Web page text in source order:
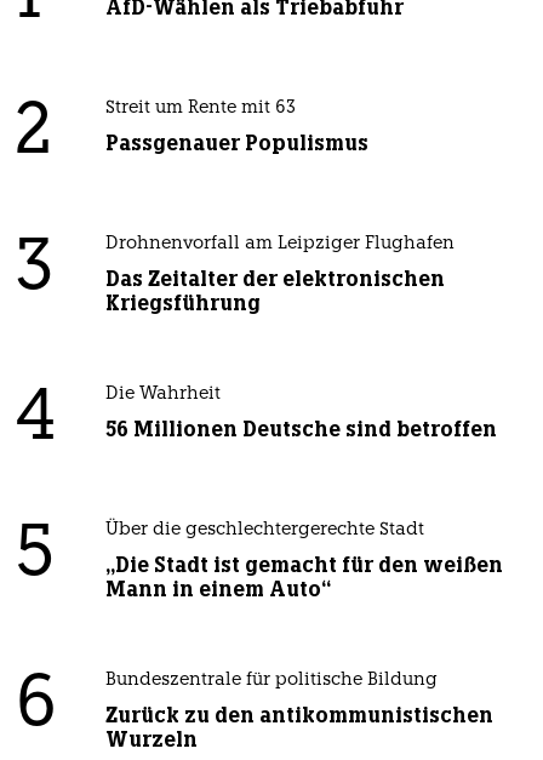
AfD-Wählen als Triebabfuhr
2 Streit um Rente mit 63
Passgenauer Populismus
3 Drohnenvorfall am Leipziger Flughafen
Das Zeitalter der elektronischen
Kriegsführung
4 Die Wahrheit
56 Millionen Deutsche sind betroffen
5 Über die geschlechtergerechte Stadt
„Die Stadt ist gemacht für den weißen
Mann in einem Auto“
6 Bundeszentrale für politische Bildung
Zurück zu den antikommunistischen
Wurzeln